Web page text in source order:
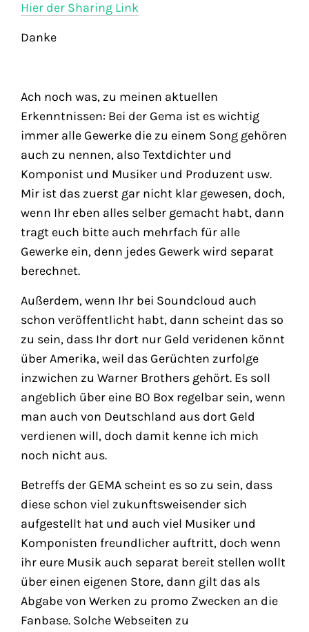
Hier der Sharing Link
Danke
Ach noch was, zu meinen aktuellen
Erkenntnissen: Bei der Gema ist es wichtig
immer alle Gewerke die zu einem Song gehören
auch zu nennen, also Textdichter und
Komponist und Musiker und Produzent usw.
Mir ist das zuerst gar nicht klar gewesen, doch,
wenn Ihr eben alles selber gemacht habt, dann
tragt euch bitte auch mehrfach für alle
Gewerke ein, denn jedes Gewerk wird separat
berechnet.
Außerdem, wenn Ihr bei Soundcloud auch
schon veröffentlicht habt, dann scheint das so
zu sein, dass Ihr dort nur Geld veridenen könnt
über Amerika, weil das Gerüchten zurfolge
inzwichen zu Warner Brothers gehört. Es soll
angeblich über eine BO Box regelbar sein, wenn
man auch von Deutschland aus dort Geld
verdienen will, doch damit kenne ich mich
noch nicht aus.
Betreffs der GEMA scheint es so zu sein, dass
diese schon viel zukunftsweisender sich
aufgestellt hat und auch viel Musiker und
Komponisten freundlicher auftritt, doch wenn
ihr eure Musik auch separat bereit stellen wollt
über einen eigenen Store, dann gilt das als
Abgabe von Werken zu promo Zwecken an die
Fanbase. Solche Webseiten zu